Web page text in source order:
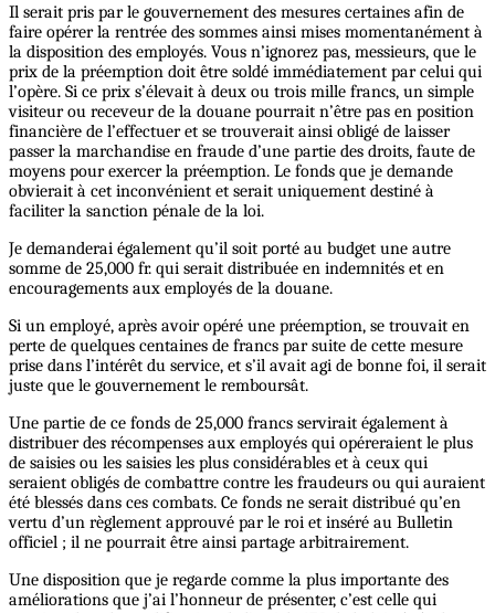
Il serait pris par le gouvernement des mesures certaines afin de
faire opérer la rentrée des sommes ainsi mises momentanément à
la disposition des employés. Vous n’ignorez pas, messieurs, que le
prix de la préemption doit être soldé immédiatement par celui qui
l’opère. Si ce prix s’élevait à deux ou trois mille francs, un simple
visiteur ou receveur de la douane pourrait n’être pas en position
financière de l’effectuer et se trouverait ainsi obligé de laisser
passer la marchandise en fraude d’une partie des droits, faute de
moyens pour exercer la préemption. Le fonds que je demande
obvierait à cet inconvénient et serait uniquement destiné à
faciliter la sanction pénale de la loi.
Je demanderai également qu’il soit porté au budget une autre
somme de 25,000 fr. qui serait distribuée en indemnités et en
encouragements aux employés de la douane.
Si un employé, après avoir opéré une préemption, se trouvait en
perte de quelques centaines de francs par suite de cette mesure
prise dans l’intérêt du service, et s’il avait agi de bonne foi, il serait
juste que le gouvernement le remboursât.
Une partie de ce fonds de 25,000 francs servirait également à
distribuer des récompenses aux employés qui opéreraient le plus
de saisies ou les saisies les plus considérables et à ceux qui
seraient obligés de combattre contre les fraudeurs ou qui auraient
été blessés dans ces combats. Ce fonds ne serait distribué qu’en
vertu d’un règlement approuvé par le roi et inséré au Bulletin
officiel ; il ne pourrait être ainsi partage arbitrairement.
Une disposition que je regarde comme la plus importante des
améliorations que j’ai l’honneur de présenter, c’est celle qui